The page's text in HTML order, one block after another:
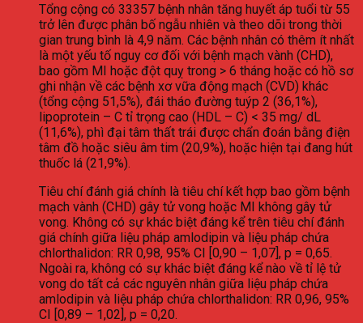
Tổng cộng có 33357 bệnh nhân tăng huyết áp tuổi từ 55
trở lên được phân bố ngẫu nhiên và theo dõi trong thời
gian trung bình là 4,9 năm. Các bệnh nhân có thêm ít nhất
là một yếu tố nguy cơ đối với bệnh mạch vành (CHD),
bao gồm MI hoặc đột quỵ trong > 6 tháng hoặc có hồ sơ
ghi nhận về các bệnh xơ vữa động mạch (CVD) khác
(tổng cộng 51,5%), đái tháo đường tuýp 2 (36,1%),
lipoprotein – C tỉ trọng cao (HDL – C) < 35 mg/ dL
(11,6%), phì đại tâm thất trái được chẩn đoán bằng điện
tâm đồ hoặc siêu âm tim (20,9%), hoặc hiện tại đang hút
thuốc lá (21,9%).
Tiêu chí đánh giá chính là tiêu chí kết hợp bao gồm bệnh
mạch vành (CHD) gây tử vong hoặc MI không gây tử
vong. Không có sự khác biệt đáng kể trên tiêu chí đánh
giá chính giữa liệu pháp amlodipin và liệu pháp chứa
chlorthalidon: RR 0,98, 95% CI [0,90 – 1,07], p = 0,65.
Ngoài ra, không có sự khác biệt đáng kể nào về tỉ lệ tử
vong do tất cả các nguyên nhân giữa liệu pháp chứa
amlodipin và liệu pháp chứa chlorthalidon: RR 0,96, 95%
CI [0,89 – 1,02], p = 0,20.